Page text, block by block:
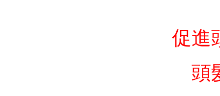
促進
頭